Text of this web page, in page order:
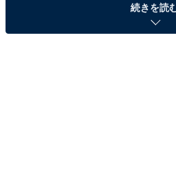
確保できません。かといって休
くなりがちです。そのため、普
続きを読